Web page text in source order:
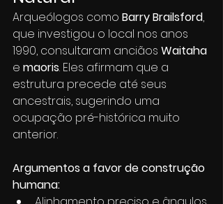
Arqueólogos como Barry Brailsford,
que investigou o local nos anos
1990, consultaram anciãos Waitaha
e maoris. Eles afirmam que a
estrutura precede até seus
ancestrais, sugerindo uma
ocupação pré-histórica muito
anterior.
Argumentos a favor de construção
humana: